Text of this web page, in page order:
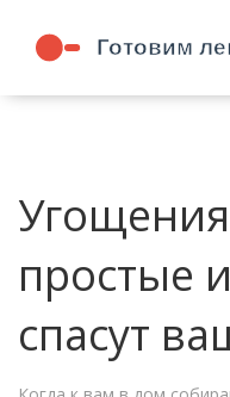
Угощения
простые
спасут